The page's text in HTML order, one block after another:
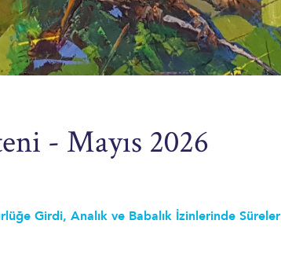
- Mayıs 2026
Girdi, Analık ve Babalık İzinlerinde Süreler